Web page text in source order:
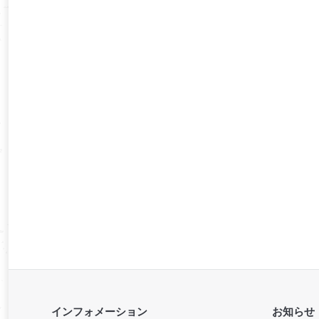
インフォメーション お知らせ